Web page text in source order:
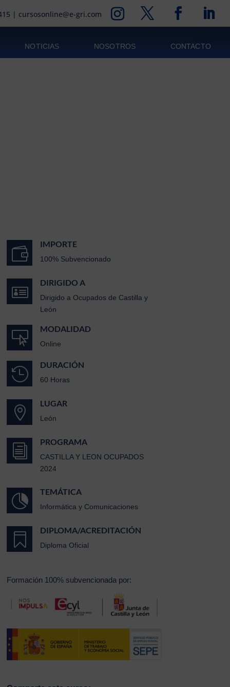
| cursosonline@e-gri.com
NOTICIAS NOSOTROS CONTACTO

IMPORTE
100% Subvencionado

DIRIGIDO A
Dirigido a Ocupados de Castilla y
León

MODALIDAD
Online

DURACIÓN
60 Horas

LUGAR
León
i
PROGRAMA
CASTILLA Y LEON OCUPADOS
2024

TEMÁTICA
Informática y Comunicaciones

DIPLOMA/ACREDITACIÓN
Diploma Oficial
Formación 100% subvencionada por: